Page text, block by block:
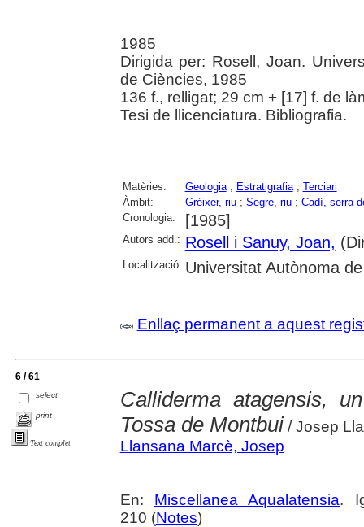
1985
Dirigida per: Rosell, Joan.
de Ciències, 1985
136 f., relligat; 29 cm + [17] f. de
Tesi de llicenciatura. Bibliografia.
Matèries: Geologia; Estratigrafia; Terciari
Àmbit:
Gréixer, riu; Segre, riu; Cadí, serra
Cronologia:
[1985]
Autors add.: Rosell i Sanuy, Joan,
Localització: Universitat Autònoma
Enllaç permanent a aquest
6 / 61
select
print
Text complet
Calliderma atagensis,
Tossa de Montbui/ Josep
Llansana Marcè, Josep
En: Miscellanea Aqualatensia.
210 (Notes)